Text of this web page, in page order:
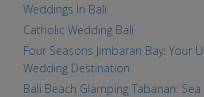
Weddings In Bali
Catholic Wedding Bali
Four Seasons Jimbaran Bay: Your
Wedding Destination
Bali Beach Glamping Tabanan: